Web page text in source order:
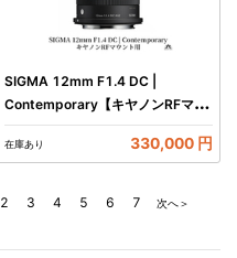
SIGMA 12mm F1.4 DC |
Contemporary【キヤノンRFマウ
ント】
在庫あり 330,000 円
2 3 4 5 6 7 次へ＞